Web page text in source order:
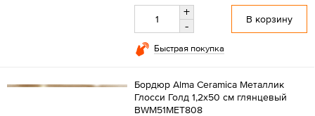
+
-
В корзину
Быстрая покупка
Бордюр Alma Ceramica Металлик
Глосси Голд 1,2x50 см глянцевый
BWM51MET808